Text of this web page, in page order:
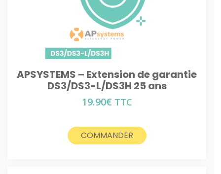
APSYSTEMS – Extension de garantie
DS3/DS3-L/DS3H 25 ans
19.90€ TTC
COMMANDER